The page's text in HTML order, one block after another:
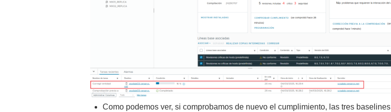
Como podemos ver, si comprobamos de nuevo el cumplimiento, las tres baselines